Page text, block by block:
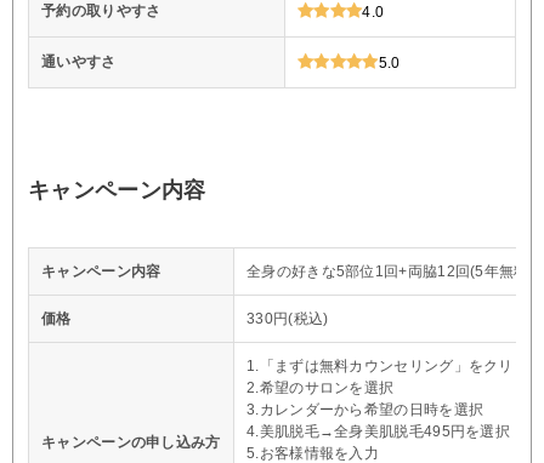
予約の取りやすさ 4.0
通いやすさ 5.0
キャンペーン内容
キャンペーン内容 全身の好きな5部位1回+両脇12回(5年無料
価格 330円(税込)
キャンペーンの申し込み方
1.「まずは無料カウンセリング」をクリック
2.希望のサロンを選択
3.カレンダーから希望の日時を選択
4.美肌脱毛→全身美肌脱毛495円を選択
5.お客様情報を入力